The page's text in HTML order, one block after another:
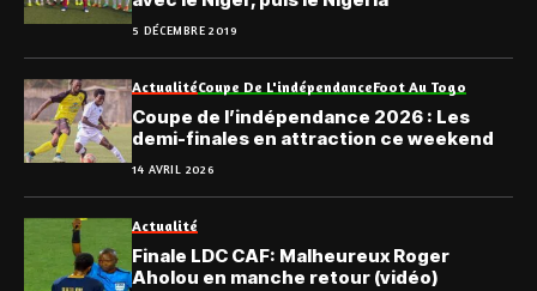
5 DÉCEMBRE 2019
ActualitéCoupe De L'indépendanceFoot Au Togo
Coupe de l’indépendance 2026 : Les
demi-finales en attraction ce weekend
14 AVRIL 2026
Actualité
Finale LDC CAF: Malheureux Roger
Aholou en manche retour (vidéo)